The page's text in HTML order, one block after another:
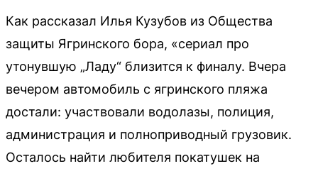
Как рассказал Илья Кузубов из Общества
защиты Ягринского бора, «сериал про
утонувшую „Ладу“ близится к финалу. Вчера
вечером автомобиль с ягринского пляжа
достали: участвовали водолазы, полиция,
администрация и полноприводный грузовик.
Осталось найти любителя покатушек на